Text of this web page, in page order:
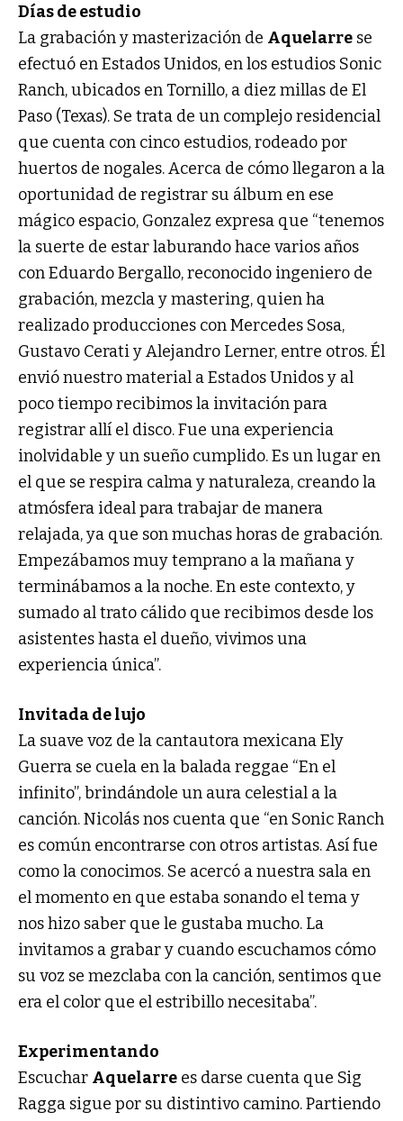
Días de estudio
La grabación y masterización de Aquelarre se
efectuó en Estados Unidos, en los estudios Sonic
Ranch, ubicados en Tornillo, a diez millas de El
Paso (Texas). Se trata de un complejo residencial
que cuenta con cinco estudios, rodeado por
huertos de nogales. Acerca de cómo llegaron a la
oportunidad de registrar su álbum en ese
mágico espacio, Gonzalez expresa que “tenemos
la suerte de estar laburando hace varios años
con Eduardo Bergallo, reconocido ingeniero de
grabación, mezcla y mastering, quien ha
realizado producciones con Mercedes Sosa,
Gustavo Cerati y Alejandro Lerner, entre otros. Él
envió nuestro material a Estados Unidos y al
poco tiempo recibimos la invitación para
registrar allí el disco. Fue una experiencia
inolvidable y un sueño cumplido. Es un lugar en
el que se respira calma y naturaleza, creando la
atmósfera ideal para trabajar de manera
relajada, ya que son muchas horas de grabación.
Empezábamos muy temprano a la mañana y
terminábamos a la noche. En este contexto, y
sumado al trato cálido que recibimos desde los
asistentes hasta el dueño, vivimos una
experiencia única”.
Invitada de lujo
La suave voz de la cantautora mexicana Ely
Guerra se cuela en la balada reggae “En el
infinito”, brindándole un aura celestial a la
canción. Nicolás nos cuenta que “en Sonic Ranch
es común encontrarse con otros artistas. Así fue
como la conocimos. Se acercó a nuestra sala en
el momento en que estaba sonando el tema y
nos hizo saber que le gustaba mucho. La
invitamos a grabar y cuando escuchamos cómo
su voz se mezclaba con la canción, sentimos que
era el color que el estribillo necesitaba”.
Experimentando
Escuchar Aquelarre es darse cuenta que Sig
Ragga sigue por su distintivo camino. Partiendo